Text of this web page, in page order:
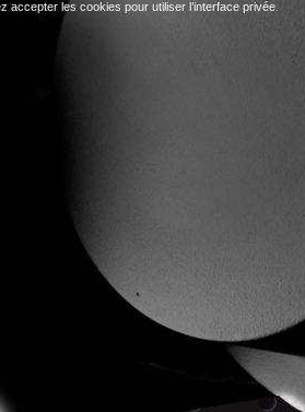
accepter les cookies pour utiliser l’interface privée.